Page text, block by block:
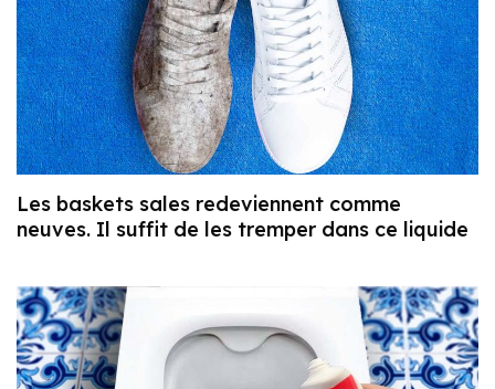
Les baskets sales redeviennent comme
neuves. Il suffit de les tremper dans ce liquide